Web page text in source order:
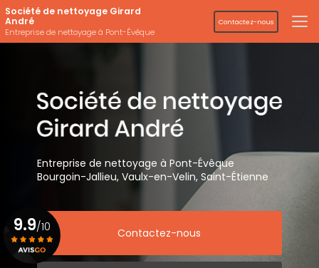
Aller
au
contenu
principal
Société de nettoyage Girard
André
Entreprise de nettoyage à Pont-Évêque
Contactez-nous
Entreprise de nettoyage à Pont-Évêque
Bourgoin-Jallieu, Vaulx-en-Velin, Saint-Étienne
Contactez-nous
9.9/10